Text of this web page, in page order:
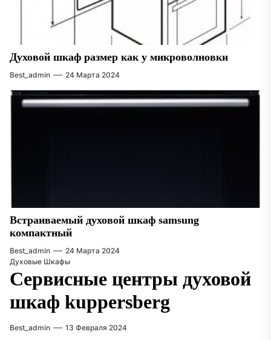
Духовой шкаф размер как у микроволновки
Best_admin 24 Марта 2024
Встраиваемый духовой шкаф samsung
компактный
Best_admin
24 Марта 2024
Духовые Шкафы
Сервисные центры духовой
шкаф kuppersberg
Best_admin 13 Февраля 2024